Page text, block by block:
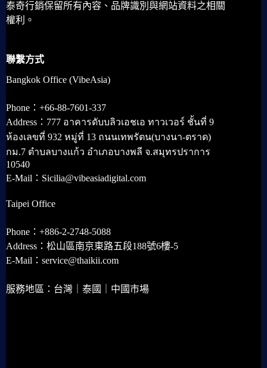
泰奇行銷保留所有內容、品牌識別與網站資料之相關
權利。
聯繫方式
Bangkok Office (VibeAsia)
Phone：+66-88-7601-337
Address：777 อาคารดับบลิวเอชเอ ทาวเวอร์ ชั้นที่ 9
ห้องเลขที่ 932 หมู่ที่ 13 ถนนเทพรัตน(บางนา-ตราด)
กม.7 ตำบลบางแก้ว อำเภอบางพลี จ.สมุทรปราการ
10540
E-Mail：Sicilia@vibeasiadigital.com
Taipei Office
Phone：+886-2-2748-5088
Address：松山區南京東路五段188號6樓-5
E-Mail：service@thaikii.com
服務地區：台灣｜泰國｜中國市場